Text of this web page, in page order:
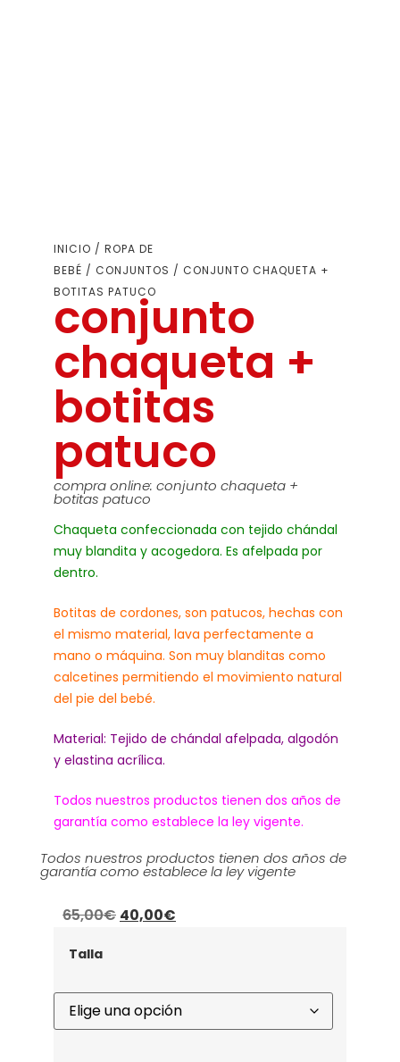
INICIO / ROPA DE
BEBÉ / CONJUNTOS / CONJUNTO CHAQUETA +
BOTITAS PATUCO
conjunto
chaqueta +
botitas
patuco
compra online: conjunto chaqueta +
botitas patuco
Chaqueta confeccionada con tejido chándal
muy blandita y acogedora. Es afelpada por
dentro.
Botitas de cordones, son patucos, hechas con
el mismo material, lava perfectamente a
mano o máquina. Son muy blanditas como
calcetines permitiendo el movimiento natural
del pie del bebé.
Material: Tejido de chándal afelpada, algodón
y elastina acrílica.
Todos nuestros productos tienen dos años de
garantía como establece la ley vigente.
Todos nuestros productos tienen dos años de
garantía como establece la ley vigente
65,00€ 40,00€
Talla